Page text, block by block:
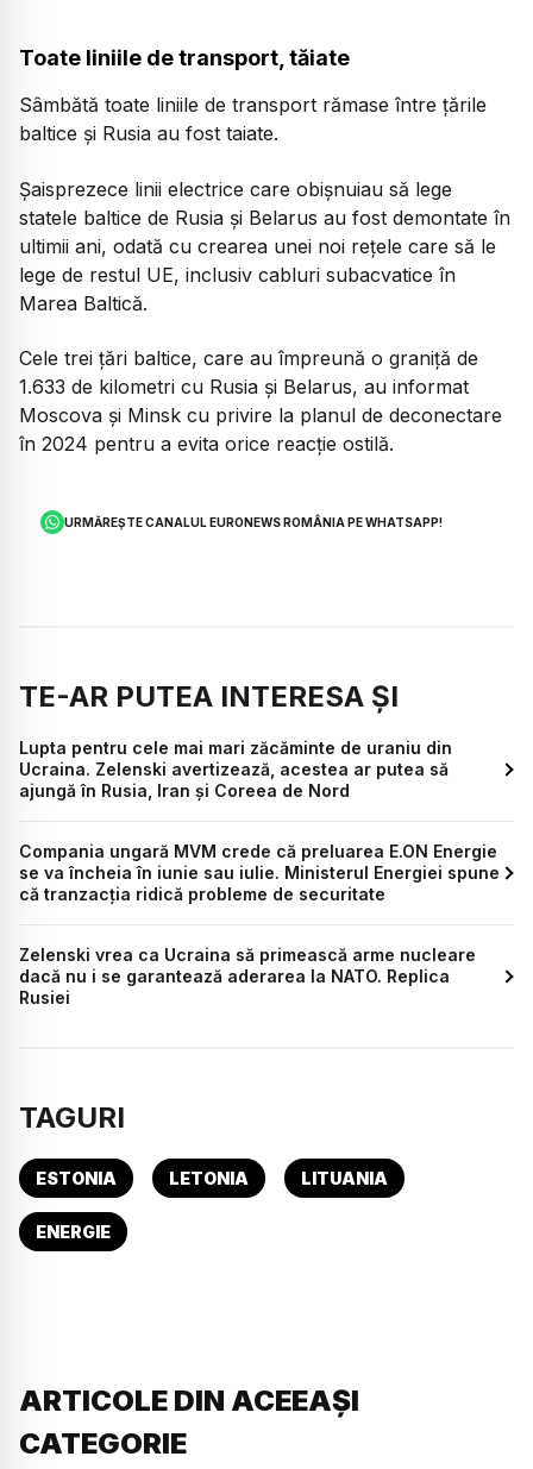
Toate liniile de transport, tăiate
Sâmbătă toate liniile de transport rămase între țările
baltice și Rusia au fost taiate.
Șaisprezece linii electrice care obișnuiau să lege
statele baltice de Rusia și Belarus au fost demontate în
ultimii ani, odată cu crearea unei noi rețele care să le
lege de restul UE, inclusiv cabluri subacvatice în
Marea Baltică.
Cele trei țări baltice, care au împreună o graniță de
1.633 de kilometri cu Rusia și Belarus, au informat
Moscova și Minsk cu privire la planul de deconectare
în 2024 pentru a evita orice reacție ostilă.
URMĂREȘTE CANALUL EURONEWS ROMÂNIA PE WHATSAPP!
TE-AR PUTEA INTERESA ȘI
Lupta pentru cele mai mari zăcăminte de uraniu din
Ucraina. Zelenski avertizează, acestea ar putea să
ajungă în Rusia, Iran și Coreea de Nord
Compania ungară MVM crede că preluarea E.ON Energie
se va încheia în iunie sau iulie. Ministerul Energiei spune
că tranzacția ridică probleme de securitate
Zelenski vrea ca Ucraina să primească arme nucleare
dacă nu i se garantează aderarea la NATO. Replica
Rusiei
TAGURI
ESTONIA LETONIA LITUANIA
ENERGIE
ARTICOLE DIN ACEEAȘI
CATEGORIE